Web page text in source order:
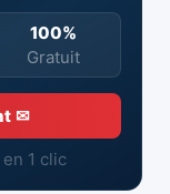
100%
Gratuit
✉
1 clic